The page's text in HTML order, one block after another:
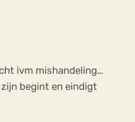
ivm mishandeling…
begint en eindigt